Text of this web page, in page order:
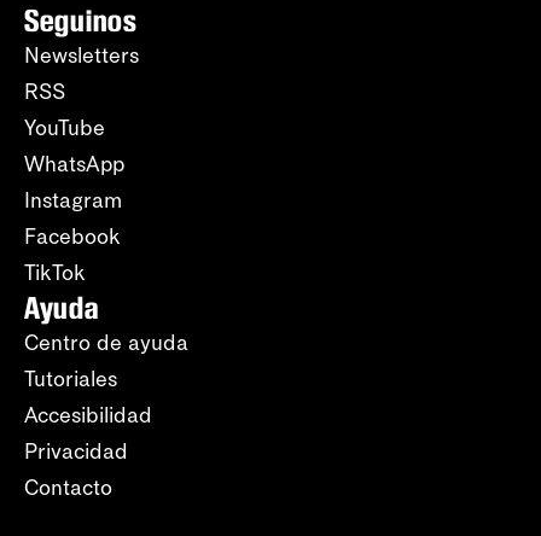
Seguinos
Newsletters
RSS
YouTube
WhatsApp
Instagram
Facebook
TikTok
Ayuda
Centro de ayuda
Tutoriales
Accesibilidad
Privacidad
Contacto